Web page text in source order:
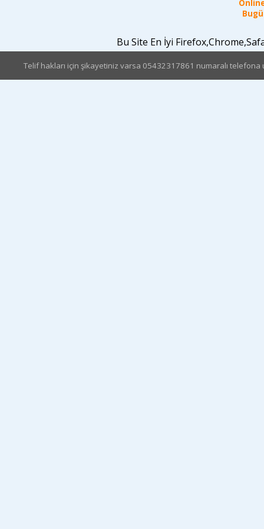
Bu Site En İyi
Telif hakları için şikayetiniz varsa 05432317861 numaralı telefona